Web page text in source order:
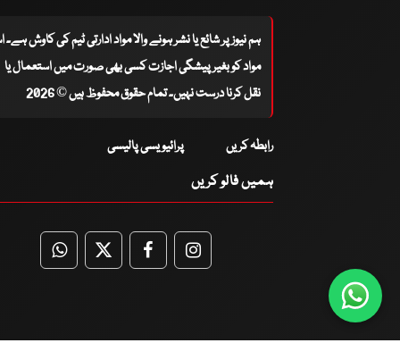
ہم نیوز پر شائع یا نشر ہونے والا مواد ادارتی ٹیم کی کاوش
مواد کو بغیر پیشگی اجازت کسی بھی صورت میں استعمال یا
نقل کرنا درست نہیں۔ تمام حقوق محفوظ ہیں © 2026
رابطہ کریں پرائیویسی پالیسی
ہمیں فالو کریں
WhatsApp
TwitterFacebookFacebook